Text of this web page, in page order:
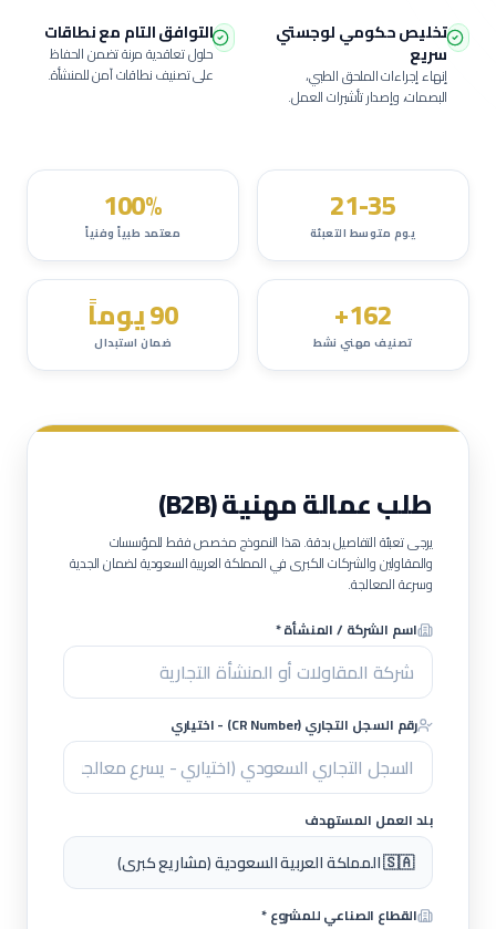
تخليص حكومي لوجستي
سريع
إنهاء إجراءات الملحق الطبي،
البصمات، وإصدار تأشيرات العمل.
التوافق التام مع نطاقات
حلول تعاقدية مرنة تضمن الحفاظ
على تصنيف نطاقات آمن للمنشأة.
21-35
يوم متوسط التعبئة
100%
معتمد طبياً وفنياً
162+
تصنيف مهني نشط
90 يوماً
ضمان استبدال
طلب عمالة مهنية (B2B)
يرجى تعبئة التفاصيل بدقة. هذا النموذج مخصص فقط للمؤسسات
والمقاولين والشركات الكبرى في المملكة العربية السعودية لضمان الجدية
وسرعة المعالجة.
اسم الشركة / المنشأة *
رقم السجل التجاري (CR Number) - اختياري
بلد العمل المستهدف
🇸🇦 المملكة العربية السعودية (مشاريع كبرى)
القطاع الصناعي للمشروع *